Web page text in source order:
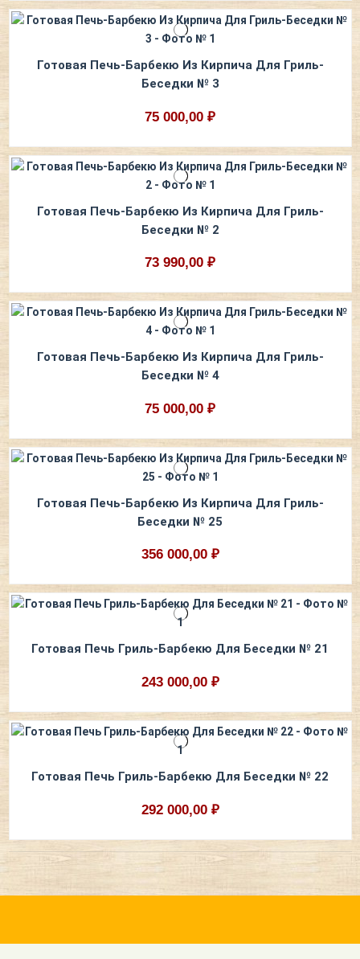
Готовая Печь-Барбекю Из Кирпича Для Гриль-
Беседки № 3
75 000,00 ₽
Готовая Печь-Барбекю Из Кирпича Для Гриль-
Беседки № 2
73 990,00 ₽
Готовая Печь-Барбекю Из Кирпича Для Гриль-
Беседки № 4
75 000,00 ₽
Готовая Печь-Барбекю Из Кирпича Для Гриль-
Беседки № 25
356 000,00 ₽
Готовая Печь Гриль-Барбекю Для Беседки № 21
243 000,00 ₽
Готовая Печь Гриль-Барбекю Для Беседки № 22
292 000,00 ₽